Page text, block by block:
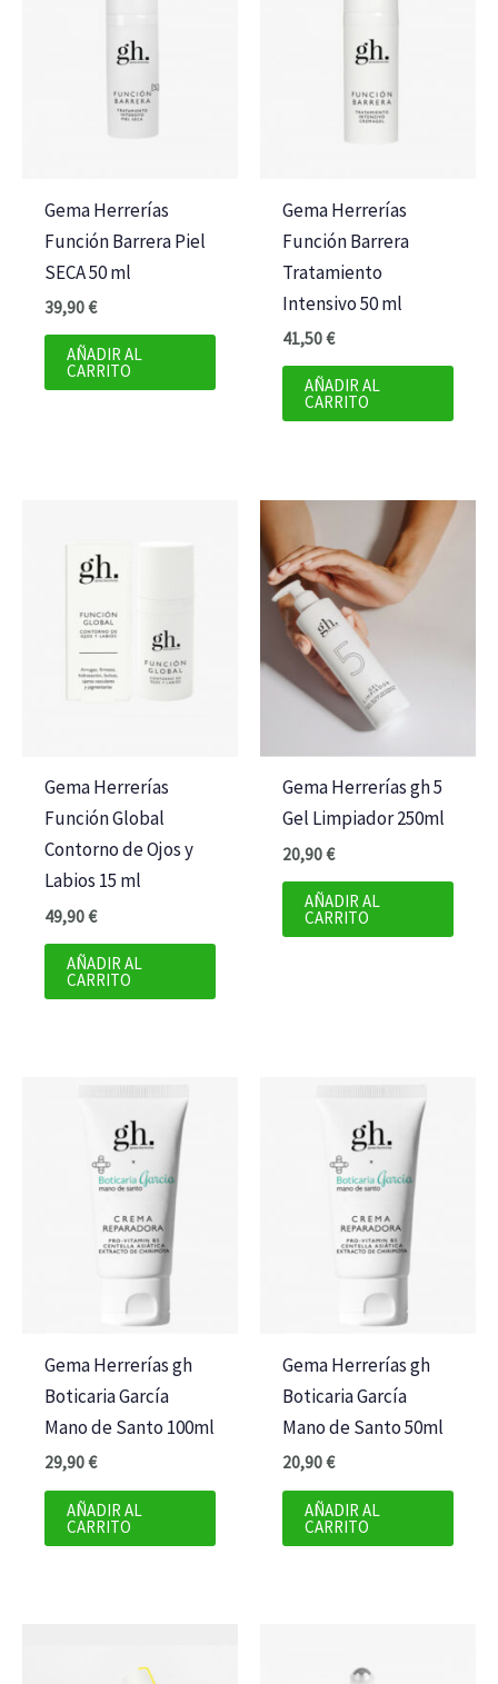
Gema Herrerías
Función Barrera Piel
SECA 50 ml
39,90€
AÑADIR AL
CARRITO
Gema Herrerías
Función Barrera
Tratamiento
Intensivo 50 ml
41,50€
AÑADIR AL
CARRITO
Gema Herrerías
Función Global
Contorno de Ojos y
Labios 15 ml
49,90€
AÑADIR AL
CARRITO
Gema Herrerías gh 5
Gel Limpiador 250ml
20,90€
AÑADIR AL
CARRITO
Gema Herrerías gh
Boticaria García
Mano de Santo 100ml
29,90€
AÑADIR AL
CARRITO
Gema Herrerías gh
Boticaria García
Mano de Santo 50ml
20,90€
AÑADIR AL
CARRITO